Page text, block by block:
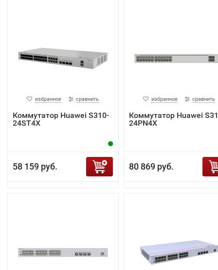
избранное сравнить
Коммутатор Huawei S310-
24ST4X
58 159 руб.
избранное сравнить
Коммутатор Huawei
24PN4X
80 869 руб.